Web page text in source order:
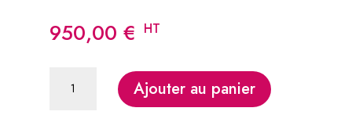
950,00 €
Ajouter au panier